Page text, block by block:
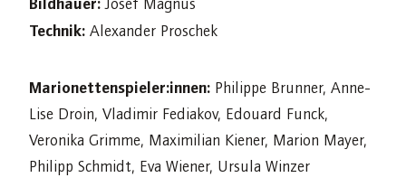
Technik: Alexander Proschek
Marionettenspieler:innen: Philippe Brunner, Anne-
Lise Droin, Vladimir Fediakov, Edouard Funck,
Veronika Grimme, Maximilian Kiener, Marion Mayer,
Philipp Schmidt, Eva Wiener, Ursula Winzer